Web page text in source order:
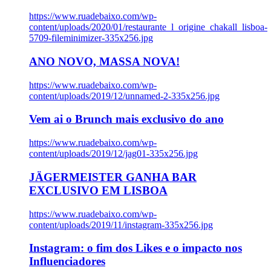
https://www.ruadebaixo.com/wp-
content/uploads/2020/01/restaurante_l_origine_chakall_lisboa-
5709-fileminimizer-335x256.jpg
ANO NOVO, MASSA NOVA!
https://www.ruadebaixo.com/wp-
content/uploads/2019/12/unnamed-2-335x256.jpg
Vem ai o Brunch mais exclusivo do ano
https://www.ruadebaixo.com/wp-
content/uploads/2019/12/jag01-335x256.jpg
JÄGERMEISTER GANHA BAR
EXCLUSIVO EM LISBOA
https://www.ruadebaixo.com/wp-
content/uploads/2019/11/instagram-335x256.jpg
Instagram: o fim dos Likes e o impacto nos
Influenciadores